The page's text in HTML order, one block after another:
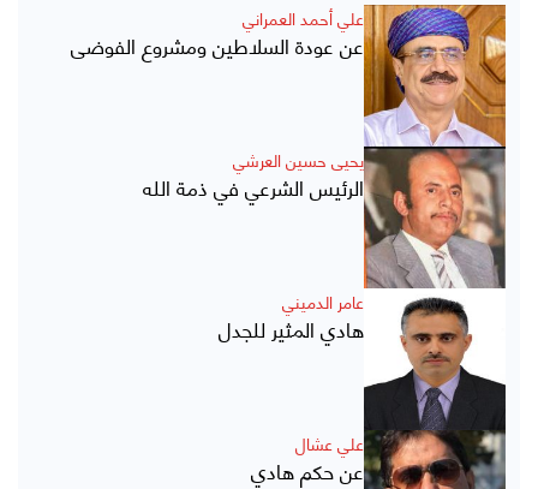
علي أحمد العمراني
عن عودة السلاطين ومشروع الفوضى
يحيى حسين العرشي
الرئيس الشرعي في ذمة الله
عامر الدميني
هادي المثير للجدل
علي عشال
عن حكم هادي